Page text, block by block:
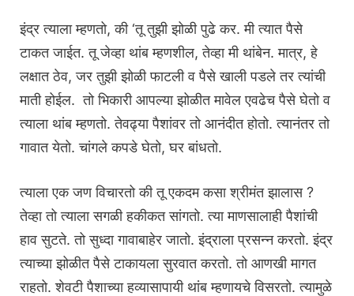
इंद्र त्याला म्हणतो, की ‘तू तुझी झोळी पुढे कर. मी त्यात पैसे
टाकत जाईत. तू जेव्हा थांब म्हणशील, तेव्हा मी थांबेन. मात्र, हे
लक्षात ठेव, जर तुझी झोळी फाटली व पैसे खाली पडले तर त्यांची
माती होईल. ‍ तो भिकारी आपल्या झोळीत मावेल एवढेच पैसे घेतो व
त्याला थांब म्हणतो. तेवढ्या पैशांवर तो आनंदीत होतो. त्यानंतर तो
गावात येतो. चांगले कपडे घेतो, घर बांधतो.
त्याला एक जण विचारतो की तू एकदम कसा श्रीमंत झालास ?
तेव्हा तो त्याला सगळी हकीकत सांगतो. त्या माणसालाही पैशांची
हाव सुटते. तो सुध्दा गावाबाहेर जातो. इंद्राला प्रसन्न करतो. इंद्र
त्याच्या झोळीत पैसे टाकायला सुरवात करतो. तो आणखी मागत
राहतो. शेवटी पैशाच्या हव्यासापायी थांब म्हणायचे विसरतो. त्यामुळे